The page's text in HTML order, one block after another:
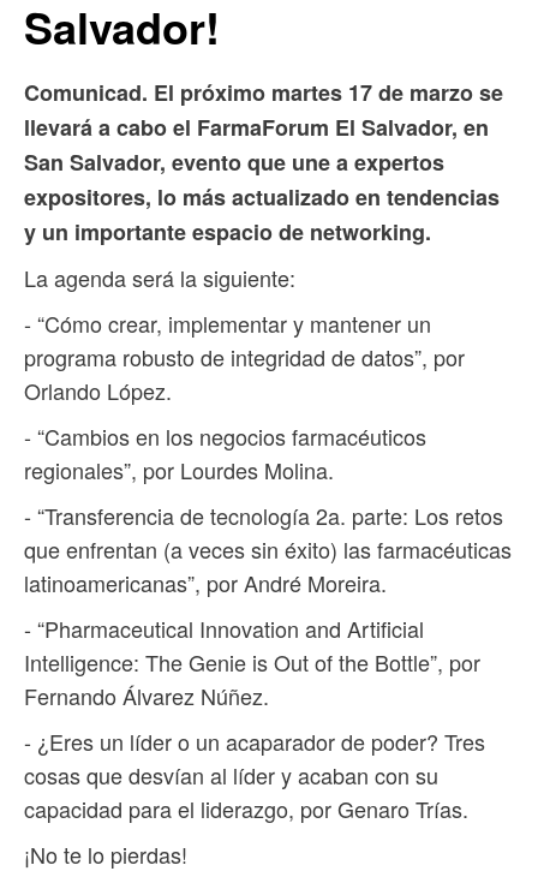
Salvador!
Comunicad. El próximo martes 17 de marzo se
llevará a cabo el FarmaForum El Salvador, en
San Salvador, evento que une a expertos
expositores, lo más actualizado en tendencias
y un importante espacio de networking.
La agenda será la siguiente:
- “Cómo crear, implementar y mantener un
programa robusto de integridad de datos”, por
Orlando López.
- “Cambios en los negocios farmacéuticos
regionales”, por Lourdes Molina.
- “Transferencia de tecnología 2a. parte: Los retos
que enfrentan (a veces sin éxito) las farmacéuticas
latinoamericanas”, por André Moreira.
- “Pharmaceutical Innovation and Artificial
Intelligence: The Genie is Out of the Bottle”, por
Fernando Álvarez Núñez.
- ¿Eres un líder o un acaparador de poder? Tres
cosas que desvían al líder y acaban con su
capacidad para el liderazgo, por Genaro Trías.
¡No te lo pierdas!